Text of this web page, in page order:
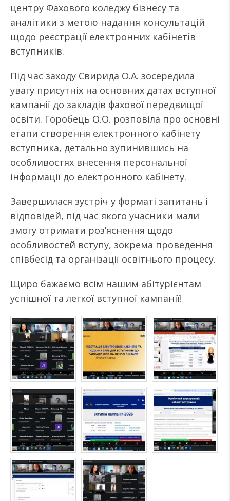
центру Фахового коледжу бізнесу та
аналітики з метою надання консультацій
щодо реєстрації електронних кабінетів
вступників.
Під час заходу Свирида О.А. зосередила
увагу присутніх на основних датах вступної
кампанії до закладів фахової передвищої
освіти. Горобець О.О. розповіла про основні
етапи створення електронного кабінету
вступника, детально зупинившись на
особливостях внесення персональної
інформації до електронного кабінету.
Завершилася зустріч у форматі запитань і
відповідей, під час якого учасники мали
змогу отримати роз’яснення щодо
особливостей вступу, зокрема проведення
співбесід та організації освітнього процесу.
Щиро бажаємо всім нашим абітурієнтам
успішної та легкої вступної кампанії!